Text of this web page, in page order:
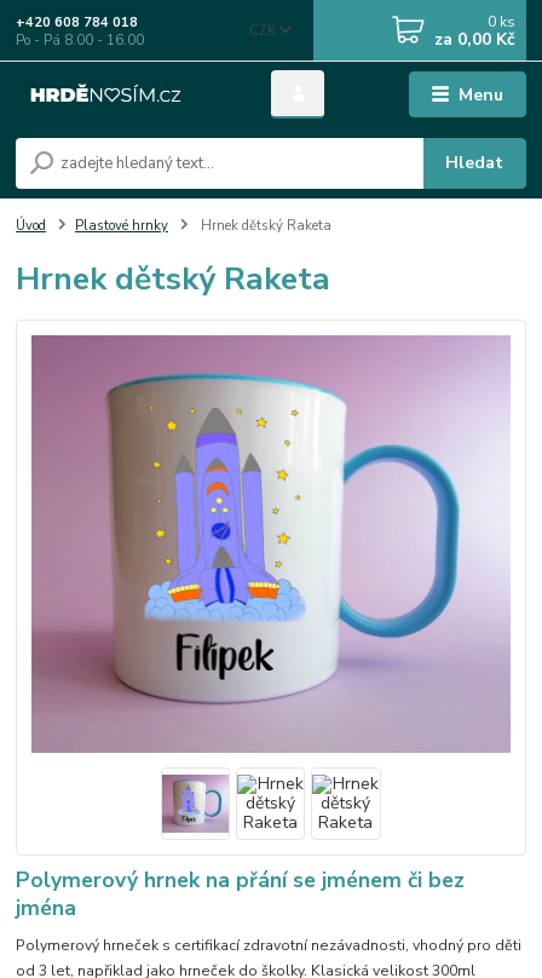
Menu
CZK
Hledat
+420 608 784 018
Po - Pá 8.00 - 16.00
0 ks
za 0,00 Kč
Úvod Plastové hrnky Hrnek dětský Raketa
Hrnek dětský Raketa
Polymerový hrnek na přání se jménem či bez
jména
Polymerový hrneček s certifikací zdravotní nezávadnosti, vhodný pro děti
od 3 let, napřiklad jako hrneček do školky. Klasická velikost 300ml